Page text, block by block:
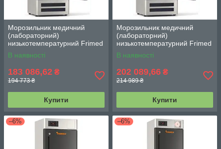
Морозильник медичний
(лабораторний)
низькотемпературний Frimed
CV3 WD на 160 л (–10...–32
°С)
В наявності
183 086,62 ₴
194 773 ₴
Купити
Морозильник медичний
(лабораторний)
низькотемпературний Frimed
CV4 WD на 220 л (–10...–32
°С)
В наявності
202 089,66 ₴
214 989 ₴
Купити
–6% –6%